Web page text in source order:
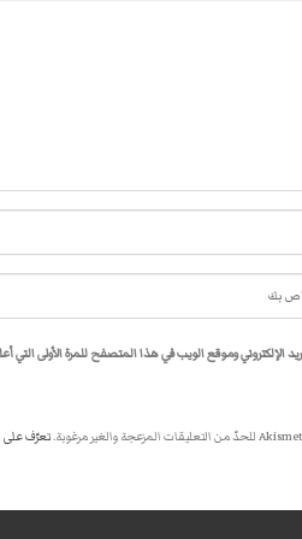
الإلكتروني وموقع الويب في هذا المتصفح للمرة الأولى التي
تعرّف على